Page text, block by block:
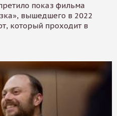
показ фильма
вышедшего в 2022
который проходит в